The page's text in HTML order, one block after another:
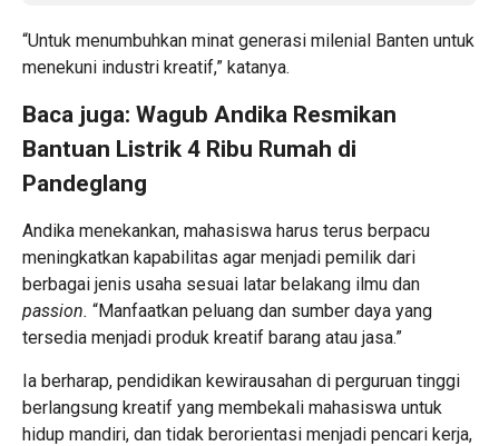
“Untuk menumbuhkan minat generasi milenial Banten untuk
menekuni industri kreatif,” katanya.
Baca juga: Wagub Andika Resmikan
Bantuan Listrik 4 Ribu Rumah di
Pandeglang
Andika menekankan, mahasiswa harus terus berpacu
meningkatkan kapabilitas agar menjadi pemilik dari
berbagai jenis usaha sesuai latar belakang ilmu dan
passion. “Manfaatkan peluang dan sumber daya yang
tersedia menjadi produk kreatif barang atau jasa.”
Ia berharap, pendidikan kewirausahan di perguruan tinggi
berlangsung kreatif yang membekali mahasiswa untuk
hidup mandiri, dan tidak berorientasi menjadi pencari kerja,